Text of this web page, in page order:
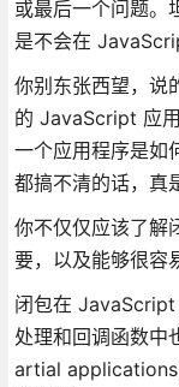
或最后一个问题。
是不会在
你别东张西望，说
的 JavaScript 应
一个应用程序是如
都搞不清的话，真
你不仅仅应该了解
要，以及能够很容
闭包在 JavaScript
处理和回调函数中
artial